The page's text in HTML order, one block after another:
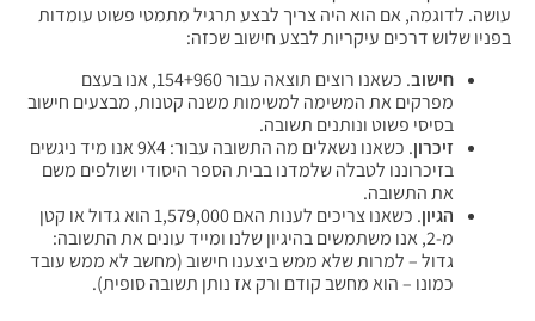
עושה. לדוגמה, אם הוא היה צריך לבצע תרגיל מתמטי פשוט עומדות
בפניו שלוש דרכים עיקריות לבצע חישוב שכזה:
חישוב
. כשאנו רוצים תוצאה עבור 154+960, אנו בעצם
מפרקים את המשימה למשימות משנה קטנות, מבצעים חישוב
בסיסי פשוט ונותנים תשובה.
זיכרון
. כשאנו נשאלים מה התשובה עבור: 9X4 אנו מיד ניגשים
בזיכרוננו לטבלה שלמדנו בבית הספר היסודי ושולפים משם
את התשובה.
הגיון
. כשאנו צריכים לענות האם 1,579,000 הוא גדול או קטן
מ-2, אנו משתמשים בהיגיון שלנו ומייד עונים את התשובה:
גדול – למרות שלא ממש ביצענו חישוב (מחשב לא ממש עובד
כמונו – הוא מחשב קודם ורק אז נותן תשובה סופית).